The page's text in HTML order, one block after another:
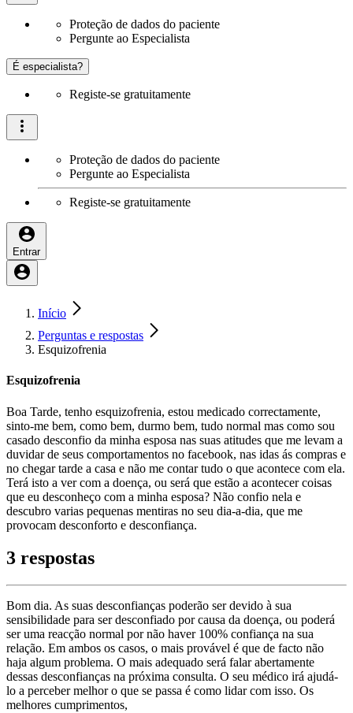
Proteção de dados do paciente
Pergunte ao Especialista
É especialista?
Registe-se gratuitamente
Proteção de dados do paciente
Pergunte ao Especialista
Registe-se gratuitamente
Entrar
Início
Perguntas e respostas
Esquizofrenia
Esquizofrenia
Boa Tarde, tenho esquizofrenia, estou medicado correctamente,
sinto-me bem, como bem, durmo bem, tudo normal mas como sou
casado desconfio da minha esposa nas suas atitudes que me levam a
duvidar de seus comportamentos no facebook, nas idas ás compras e
no chegar tarde a casa e não me contar tudo o que acontece com ela.
Terá isto a ver com a doença, ou será que estão a acontecer coisas
que eu desconheço com a minha esposa? Não confio nela e
descubro varias pequenas mentiras no seu dia-a-dia, que me
provocam desconforto e desconfiança.
3 respostas
Bom dia. As suas desconfianças poderão ser devido à sua
sensibilidade para ser desconfiado por causa da doença, ou poderá
ser uma reacção normal por não haver 100% confiança na sua
relação. Em ambos os casos, o mais provável é que de facto não
haja algum problema. O mais adequado será falar abertamente
dessas desconfianças na próxima consulta. O seu médico irá ajudá-
lo a perceber melhor o que se passa é como lidar com isso. Os
melhores cumprimentos,